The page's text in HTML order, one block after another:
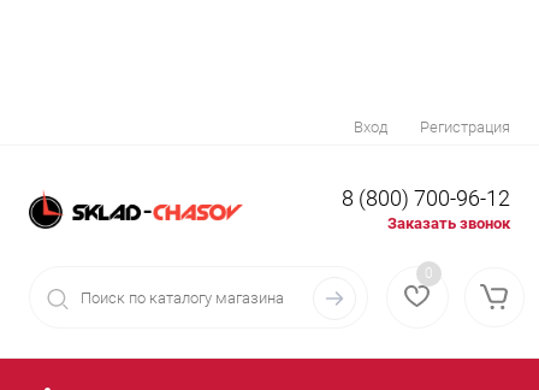
Вход Регистрация
8 (800) 700-96-12
Заказать звонок
0